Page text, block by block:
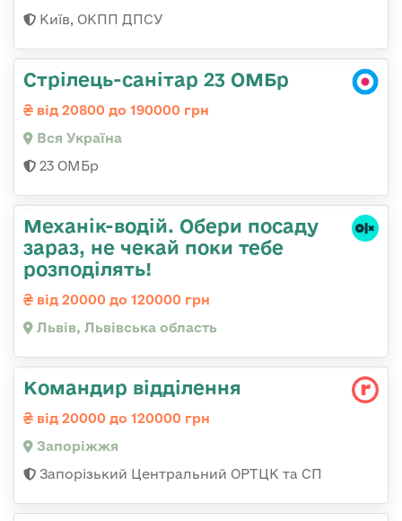
Київ, ОКПП ДПСУ
Стрілець-санітар 23 ОМБр
від 20800 до 190000 грн
Вся Україна
23 ОМБр
Механік-водій. Обери посаду
зараз, не чекай поки тебе
розподілять!
від 20000 до 120000 грн
Львів, Львівська область
Командир відділення
від 20000 до 120000 грн
Запоріжжя
Запорізький Центральний ОРТЦК та СП